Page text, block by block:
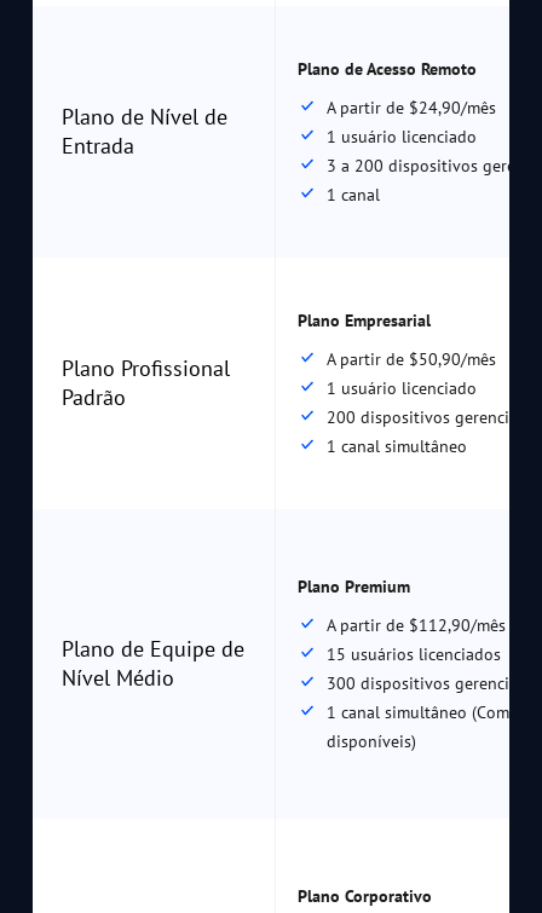
Plano de Nível de
Entrada
Plano de Acesso Remoto
A partir de $24,90/mês
1 usuário licenciado
3 a 200 dispositivos
1 canal
Plano Profissional
Padrão
Plano Empresarial
A partir de $50,90/mês
1 usuário licenciado
200 dispositivos
1 canal simultâneo
Plano de Equipe de
Nível Médio
Plano Premium
A partir de $112,90/mês
15 usuários licenciados
300 dispositivos
1 canal simultâneo
disponíveis)
Plano Corporativo